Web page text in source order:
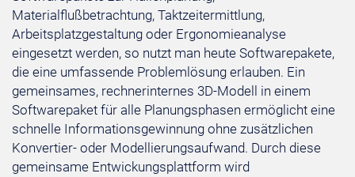
Materialflußbetrachtung, Taktzeitermittlung,
Arbeitsplatzgestaltung oder Ergonomieanalyse
eingesetzt werden, so nutzt man heute Softwarepakete,
die eine umfassende Problemlösung erlauben. Ein
gemeinsames, rechnerinternes 3D-Modell in einem
Softwarepaket für alle Planungsphasen ermöglicht eine
schnelle Informationsgewinnung ohne zusätzlichen
Konvertier- oder Modellierungsaufwand. Durch diese
gemeinsame Entwickungsplattform wird